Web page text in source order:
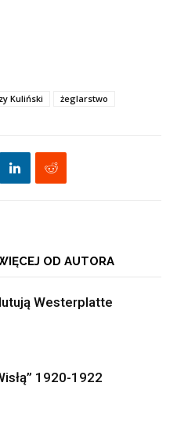
Kuliński żeglarstwo
OD AUTORA
Westerplatte
1920-1922